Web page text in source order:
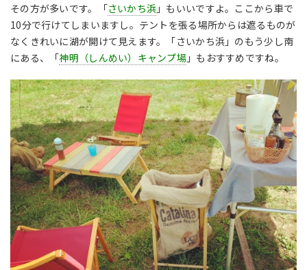
その方が多いです。「さいかち浜 」もいいですよ。ここから車で
10分で行けてしまいますし。テントを張る場所からは遮るものが
なくきれいに湖が開けて見えます。「さいかち浜」のもう少し南
にある、「神明（しんめい）キャンプ場 」もおすすめですね。